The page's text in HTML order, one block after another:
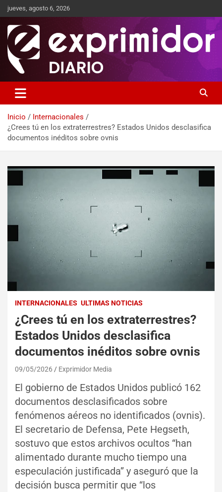
jueves, agosto 6, 2026
Exprimidor media
Inicio
Internacionales
¿Crees tú en los extraterrestres? Estados Unidos desclasifica
documentos inéditos sobre ovnis
INTERNACIONALES ULTIMAS NOTICIAS
¿Crees tú en los extraterrestres?
Estados Unidos desclasifica
documentos inéditos sobre ovnis
09/05/2026 Exprimidor Media
El gobierno de Estados Unidos publicó 162
documentos desclasificados sobre
fenómenos aéreos no identificados (ovnis).
El secretario de Defensa, Pete Hegseth,
sostuvo que estos archivos ocultos “han
alimentado durante mucho tiempo una
especulación justificada” y aseguró que la
decisión busca permitir que “los